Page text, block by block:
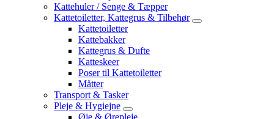
Kattehuler / Senge & Tæpper
Kattetoiletter, Kattegrus & Tilbehør
Kattetoiletter
Kattebakker
Kattegrus & Dufte
Katteskeer
Poser til Kattetoiletter
Måtter
Transport & Tasker
Pleje & Hygiejne
Øje & Ørepleje